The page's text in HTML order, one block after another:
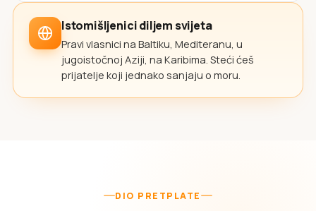
Istomišljenici diljem svijeta
Pravi vlasnici na Baltiku, Mediteranu, u
jugoistočnoj Aziji, na Karibima. Steći ćeš
prijatelje koji jednako sanjaju o moru.
DIO PRETPLATE